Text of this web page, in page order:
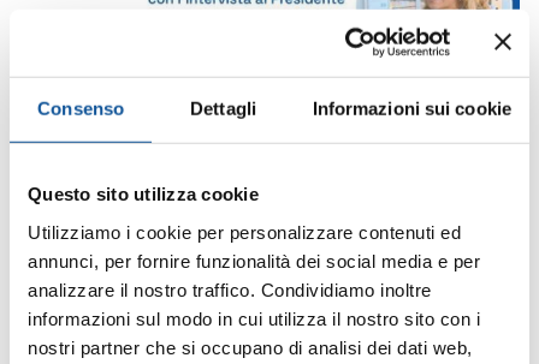
Consenso Dettagli Informazioni sui cookie
Questo sito utilizza cookie
Utilizziamo i cookie per personalizzare contenuti ed
annunci, per fornire funzionalità dei social media e per
analizzare il nostro traffico. Condividiamo inoltre
informazioni sul modo in cui utilizza il nostro sito con i
nostri partner che si occupano di analisi dei dati web,
Posted by
editor